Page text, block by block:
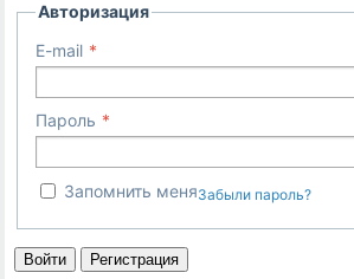
Авторизация
E-mail
Пароль
Запомнить меняЗабыли пароль?
Войти Регистрация